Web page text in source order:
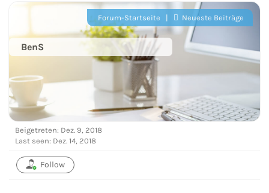
BenS
Forum-Startseite | Neueste Beiträge
Beigetreten: Dez. 9, 2018
Last seen: Dez. 14, 2018
Follow